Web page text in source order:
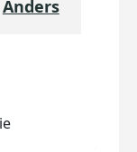
Anders